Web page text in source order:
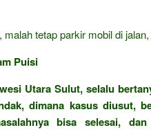
tetap parkir mobil di
Puisi
Utara Sulut, selalu
dimana kasus diusut,
bisa selesai, dan